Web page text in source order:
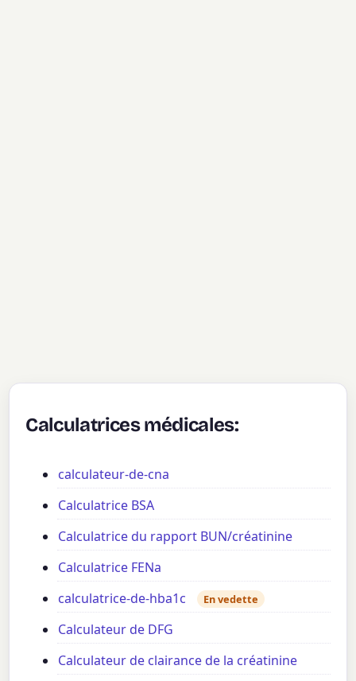
Calculatrices médicales:
calculateur-de-cna
Calculatrice BSA
Calculatrice du rapport BUN/créatinine
Calculatrice FENa
calculatrice-de-hba1c
En vedette
Calculateur de DFG
Calculateur de clairance de la créatinine